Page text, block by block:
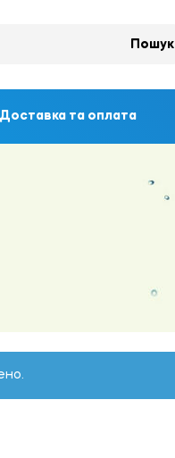
Пошук
Доставка та оплата